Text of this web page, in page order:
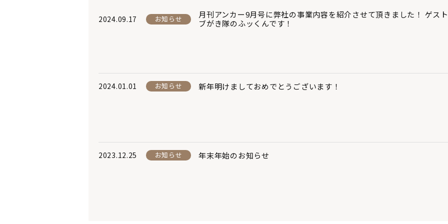
2024.09.17 お知らせ
月刊アンカー9月号に弊社の事業内容を紹介させて頂きました！ ゲス
ブがき隊のふッくんです！
2024.01.01 お知らせ 新年明けましておめでとうございます！
2023.12.25 お知らせ 年末年始のお知らせ